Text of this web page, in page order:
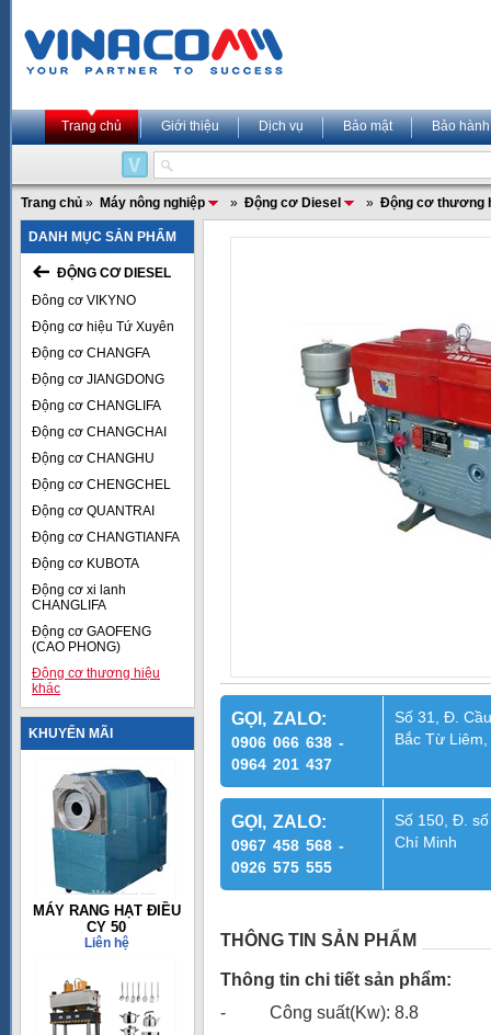
Trang chủ Giới thiệu Dịch vụ Bảo mật Bảo hành
Trang chủ » Máy nông nghiệp » Động cơ Diesel » Động cơ thương
DANH MỤC SẢN PHẨM
ĐỘNG CƠ DIESEL
Đông cơ VIKYNO
Động cơ hiệu Tứ Xuyên
Động cơ CHANGFA
Động cơ JIANGDONG
Động cơ CHANGLIFA
Động cơ CHANGCHAI
Động cơ CHANGHU
Động cơ CHENGCHEL
Động cơ QUANTRAI
Động cơ CHANGTIANFA
Động cơ KUBOTA
Động cơ xi lanh
CHANGLIFA
Động cơ GAOFENG
(CAO PHONG)
Động cơ thương hiệu
khác
KHUYẾN MÃI
MÁY RANG HẠT ĐIỀU
CY 50
Liên hệ
GỌI, ZALO:
0906 066 638 -
0964 201 437
Số 31, Đ.
Bắc Từ
GỌI, ZALO:
0967 458 568 -
0926 575 555
Số 150, Đ.
Chí Minh
THÔNG TIN SẢN PHẨM
Thông tin chi tiết sản phẩm:
- Công suất(Kw): 8.8